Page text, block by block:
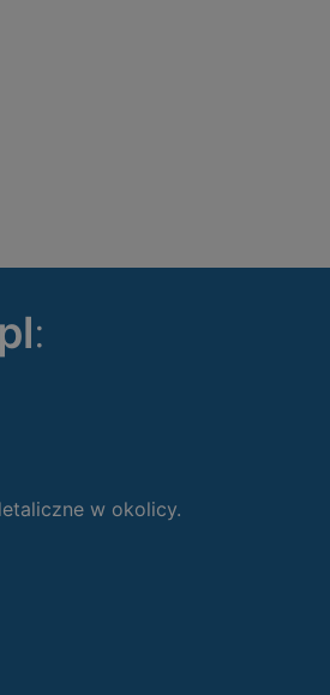
:
w okolicy.